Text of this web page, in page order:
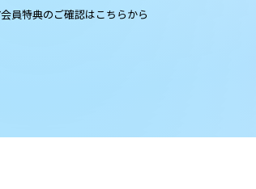
会員特典のご確認はこちらから